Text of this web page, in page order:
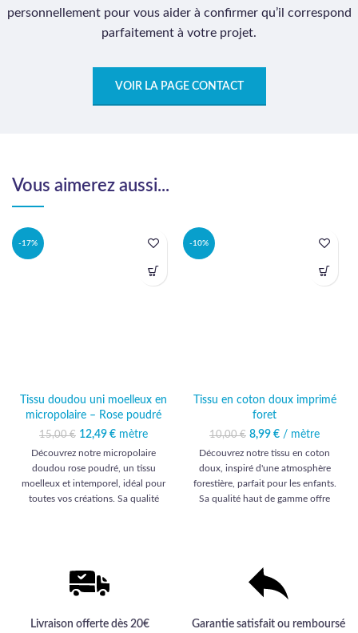
personnellement pour vous aider à confirmer qu’il correspond
parfaitement à votre projet.
VOIR LA PAGE CONTACT
Vous aimerez aussi...
-17%
Tissu doudou uni moelleux en
micropolaire – Rose poudré
15,00€ Le prix initial était :
15,00 €.
12,49 €
Le prix
actuel est :
12,49 €.
mètre
Découvrez notre micropolaire
doudou rose poudré, un tissu
moelleux et intemporel, idéal pour
toutes vos créations. Sa qualité
-10%
Tissu en coton doux imprimé
foret
10,00€ Le prix initial était :
10,00 €.
8,99 € Le prix actuel
est : 8,99 €.
/ mètre
Découvrez notre tissu en coton
doux, inspiré d'une atmosphère
forestière, parfait pour les enfants.
Sa qualité haut de gamme offre
Livraison offerte dès 20€ Garantie satisfait ou remboursé